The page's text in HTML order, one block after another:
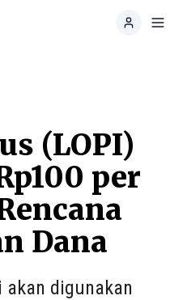
(LOPI)
per
Dana
akan digunakan